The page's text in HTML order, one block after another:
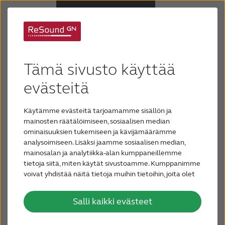
Tämä sivusto käyttää
evästeitä
Käytämme evästeitä tarjoamamme sisällön ja
mainosten räätälöimiseen, sosiaalisen median
ominaisuuksien tukemiseen ja kävijämäärämme
analysoimiseen. Lisäksi jaamme sosiaalisen median,
mainosalan ja analytiikka-alan kumppaneillemme
tietoja siitä, miten käytät sivustoamme. Kumppanimme
voivat yhdistää näitä tietoja muihin tietoihin, joita olet
heidän palvelujaan.
Salli kaikki evästeet
Kuulonalenema
Tuki & huolto
Miksi ReSound
Blogi
OTA YHTEYTTÄ
kuulonalenema
yleensä lievä tai keskivaikea. Jos kuulonalenema
on lievä, hiljaisten ja etäisten äänien kuuleminen ja
ymmärtäminen on vaikeaa, samoin puheen
ymmärtäminen melussa. Jos kuulonalenema on
keskivaikea, tavallista puhetta on vaikea kuulla
vaikka se kuuluisi läheltä.